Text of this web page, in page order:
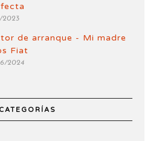
2023
de arranque - Mi madre
Fiat
2024
CATEGORÍAS